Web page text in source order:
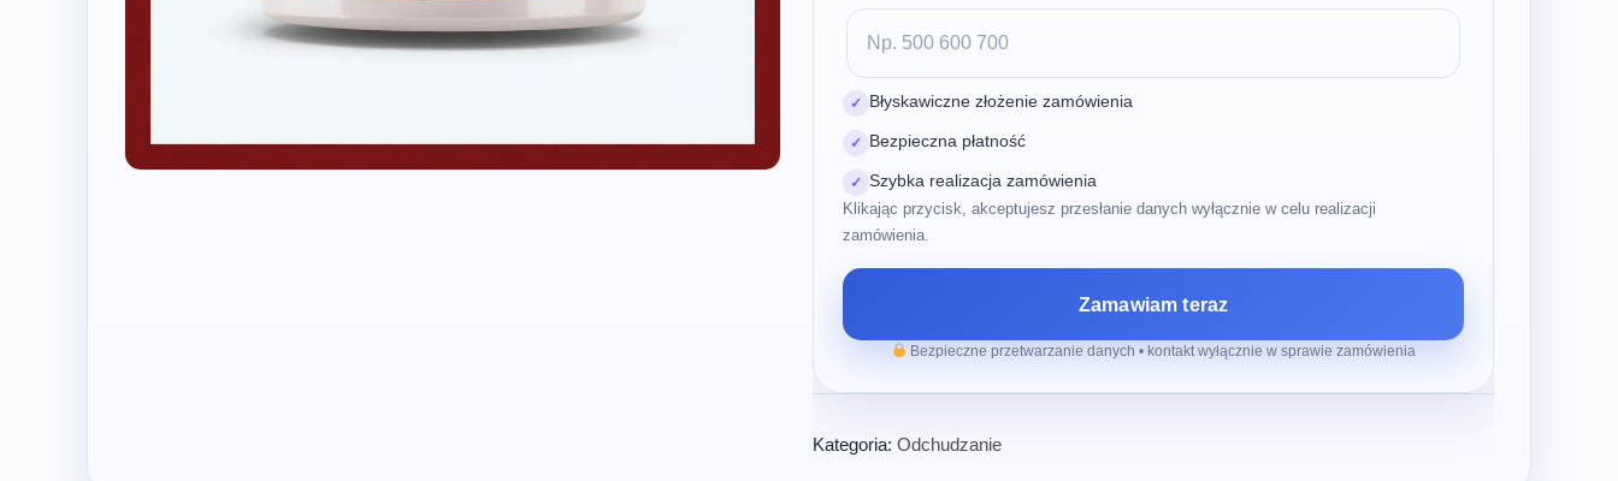
✓ Błyskawiczne złożenie zamówienia
✓ Bezpieczna płatność
✓ Szybka realizacja zamówienia
Klikając przycisk, akceptujesz przesłanie danych wyłącznie w celu realizacji
zamówienia.
Zamawiam teraz
Bezpieczne przetwarzanie danych • kontakt wyłącznie w sprawie zamówienia
Kategoria:Odchudzanie